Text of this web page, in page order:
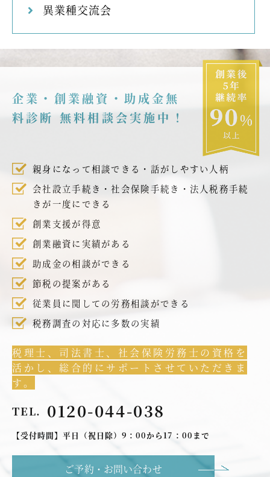
異業種交流会
企業・創業融資・助成金無
料診断 無料相談会実施中！
親身になって相談できる・話がしやすい人柄
会社設立手続き・社会保険手続き・法人税務手続
きが一度にできる
創業支援が得意
創業融資に実績がある
助成金の相談ができる
節税の提案がある
従業員に関しての労務相談ができる
税務調査の対応に多数の実績
税理士、司法書士、社会保険労務士の資格を
活かし、総合的にサポートさせていただきま
す。
TEL. 0120-044-038
【受付時間】平日（祝日除）9：00から17：00まで
ご予約・お問い合わせ